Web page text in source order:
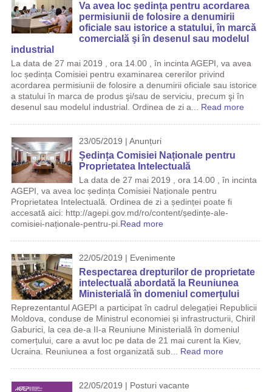
Va avea loc ședința pentru acordarea
permisiunii de folosire a denumirii
oficiale sau istorice a statului, în marcă
comercială şi în desenul sau modelul
industrial
La data de 27 mai 2019 , ora 14.00 , în incinta AGEPI, va avea
loc ședința Comisiei pentru examinarea cererilor privind
acordarea permisiunii de folosire a denumirii oficiale sau istorice
a statului în marca de produs şi/sau de serviciu, precum şi în
desenul sau modelul industrial. Ordinea de zi a... Read more
23/05/2019 | Anunțuri
Ședința Comisiei Naționale pentru
Proprietatea Intelectuală
La data de 27 mai 2019 , ora 14.00 , în incinta
AGEPI, va avea loc ședința Comisiei Naționale pentru
Proprietatea Intelectuală. Ordinea de zi a ședinței poate fi
accesată aici: http://agepi.gov.md/ro/content/ședințe-ale-
comisiei-naționale-pentru-pi. Read more
22/05/2019 | Evenimente
Respectarea drepturilor de proprietate
intelectuală abordată la Reuniunea
Ministerială în domeniul comerțului
Reprezentantul AGEPI a participat în cadrul delegației Republicii
Moldova, conduse de Ministrul economiei și infrastructurii, Chiril
Gaburici, la cea de-a II-a Reuniune Ministerială în domeniul
comerțului, care a avut loc pe data de 21 mai curent la Kiev,
Ucraina. Reuniunea a fost organizată sub... Read more
22/05/2019 | Posturi vacante